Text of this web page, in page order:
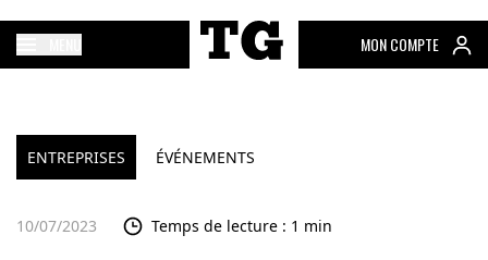
MON COMPTE
ENTREPRISES ÉVÉNEMENTS
10/07/2023 Temps de lecture : 1 min